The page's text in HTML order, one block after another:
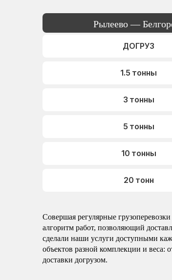
Рылеево —
ДОГРУЗ
1.5 тонны
3 тонны
5 тонны
10 тонны
20 тонн
Совершая регулярные
алгоритм работ, позволяющий
сделали наши услуги доступными
объектов разной комплекции и веса:
доставки догрузом.